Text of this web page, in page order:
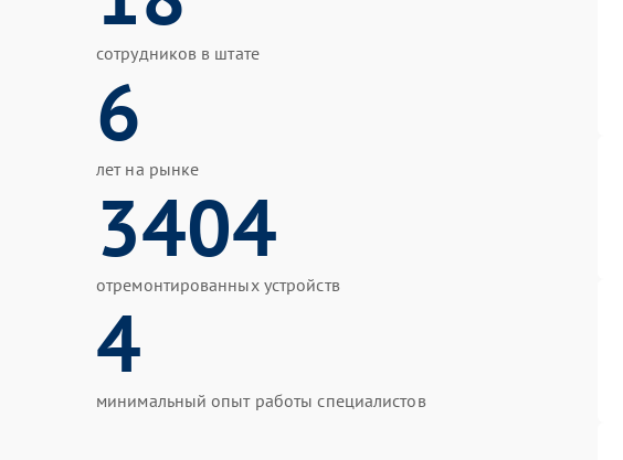
сотрудников в штате
6
лет на рынке
3404
отремонтированных устройств
4
минимальный опыт работы специалистов